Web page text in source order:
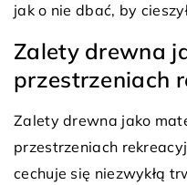
jak o nie dbać, by
Zalety drewna
przestrzeniach
Zalety drewna jako
przestrzeniach
cechuje się niezwykłą